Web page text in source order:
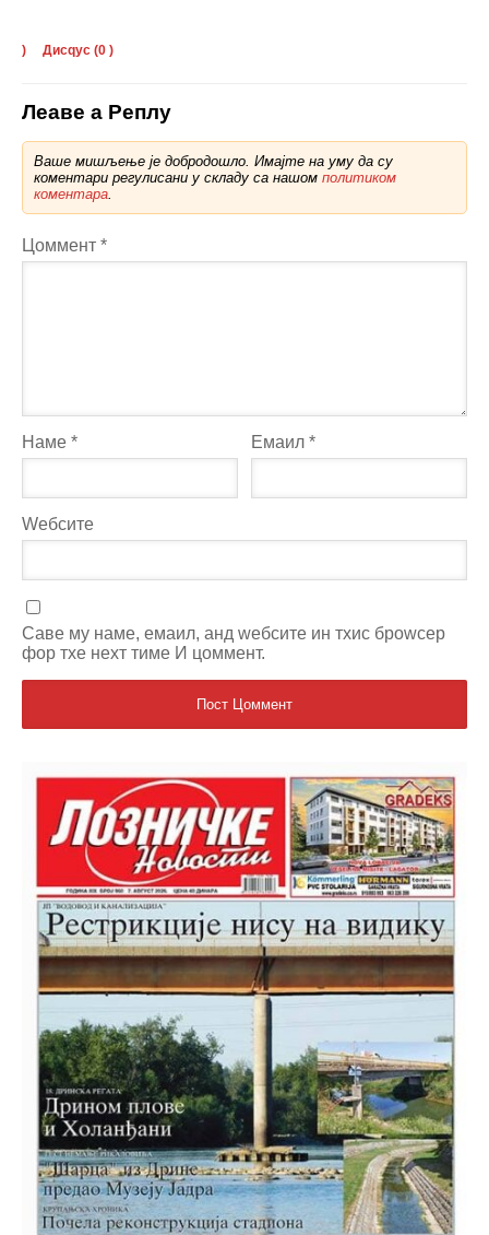
) Дисqус (0 )
Леаве а Реплy
Ваше мишљење је добродошло. Имајте на уму да су
коментари регулисани у складу са нашом политиком
коментара
Цоммент *
Наме * Емаил*
Wебсите
Саве мy наме, емаил, анд wебсите ин тхис броwсер
фор тхе неxт тиме И цоммент.